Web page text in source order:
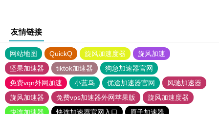
友情链接
网站地图 QuickQ 旋风加速度器
旋风加速
坚果加速器
tiktok加速器
狗急加速器官网
免费vqn外网加速
小蓝鸟 优途加速器官网
风驰加速器
旋风加速器
免费vps加速器外网苹果版
旋风加速度器
快连加速器
快连加速器官网入口 原子加速器